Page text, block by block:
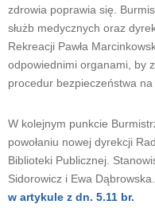
zdrowia poprawia się.
służb medycznych oraz
Rekreacji Pawła
odpowiednimi organami, by
procedur bezpieczeństwa na
W kolejnym punkcie
powołaniu nowej dyrekcji
Biblioteki Publicznej.
Sidorowicz i Ewa
w artykule z dn. 5.11 br.